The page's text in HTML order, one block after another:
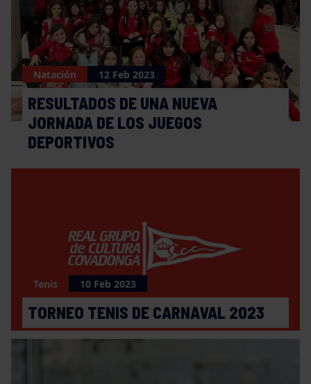
Natación 12 Feb 2023
RESULTADOS DE UNA NUEVA
JORNADA DE LOS JUEGOS
DEPORTIVOS
Tenis 10 Feb 2023
TORNEO TENIS DE CARNAVAL 2023